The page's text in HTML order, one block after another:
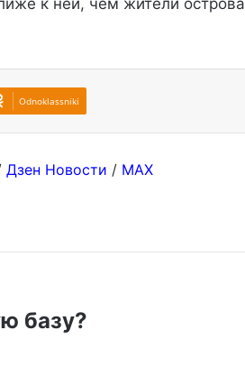
к ней, чем жители острова
Odnoklassniki
Дзен Новости / MAX